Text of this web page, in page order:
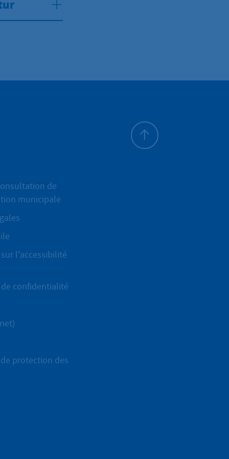
de
municipale
l'accessibilité
confidentialité
protection des